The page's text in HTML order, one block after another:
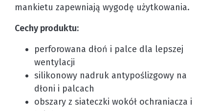
mankietu zapewniają wygodę użytkowania.
Cechy produktu:
perforowana dłoń i palce dla lepszej
wentylacji
silikonowy nadruk antypoślizgowy na
dłoni i palcach
obszary z siateczki wokół ochraniacza i